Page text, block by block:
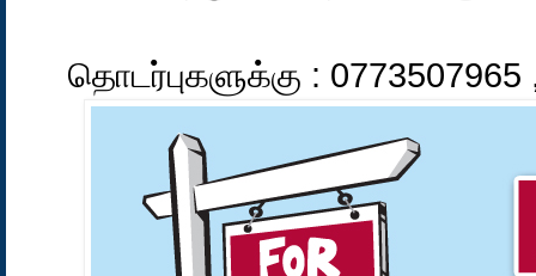
தொடர்புகளுக்கு :